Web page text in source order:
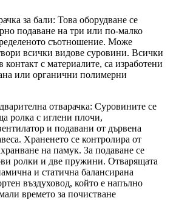
за бали: Това оборудване се
подаване на три или по-малко
съотношение. Може
всички видове суровини. Всички
контакт с материалите, са изработени
или органични полимерни
отварачка: Суровините се
ролка с иглени плочи,
и подавани от дървена
Храненето се контролира от
на памук. За подаване се
ролки и две пружини. Отварящата
и статична балансирана
въздуховод, който е напълно
времето за почистване